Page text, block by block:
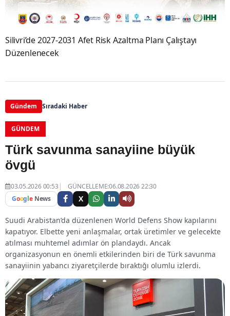
Silivri’de 2027-2031 Afet Risk Azaltma Planı Çalıştayı
Düzenlenecek
Gündem Sıradaki Haber
GÜNDEM
Türk savunma sanayiine büyük
övgü
03.05.2026 00:53
GÜNCELLEME:06.08.2026 22:30
Google News X
Suudi Arabistan’da düzenlenen World Defens Show kapılarını
kapatıyor. Elbette yeni anlaşmalar, ortak üretimler ve gelecekte
atılması muhtemel adımlar ön plandaydı. Ancak
organizasyonun en önemli etkilerinden biri de Türk savunma
sanayiinin yabancı ziyaretçilerde bıraktığı olumlu izlerdi.